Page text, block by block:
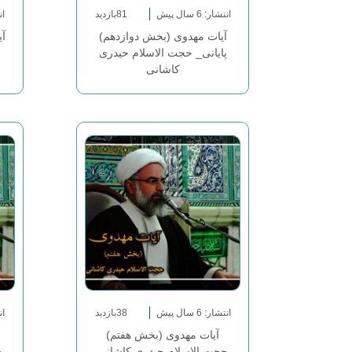
انتشار: 6 سال پیش 81بازدید
آیات مهدوی (بخش دوازدهم)
پایانی_ حجت الاسلام حیدری
کاشانی
انتشار: 6 سال پیش 38بازدید
آیات مهدوی (بخش هفتم)